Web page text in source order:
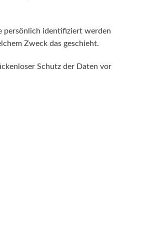
persönlich identifiziert werden
Zweck das geschieht.
Schutz der Daten vor